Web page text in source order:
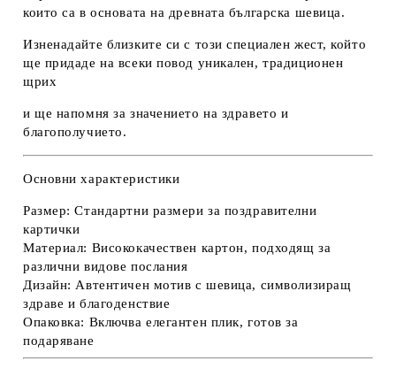
които са в основата на древната българска шевица.
Изненадайте близките си с този специален жест, който
ще придаде на всеки повод уникален, традиционен
щрих
и ще напомня за значението на здравето и
благополучието.
Основни характеристики
Размер: Стандартни размери за поздравителни
картички
Материал: Висококачествен картон, подходящ за
различни видове послания
Дизайн: Автентичен мотив с шевица, символизиращ
здраве и благоденствие
Опаковка: Включва елегантен плик, готов за
подаряване